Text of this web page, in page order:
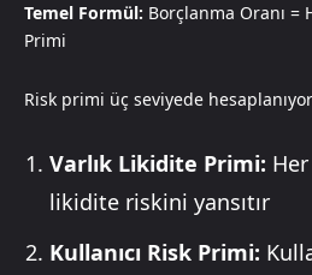
Temel Formül: Borçlanma Oranı =
Primi
Risk primi üç seviyede
Varlık Likidite Primi:
likidite riskini yansıtır
Kullanıcı Risk Primi: